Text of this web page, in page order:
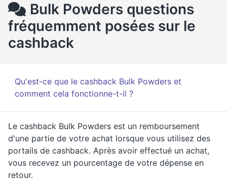
Bulk Powders questions
fréquemment posées sur le
cashback
Qu'est-ce que le cashback Bulk Powders et
comment cela fonctionne-t-il ?
Le cashback Bulk Powders est un remboursement
d'une partie de votre achat lorsque vous utilisez des
portails de cashback. Après avoir effectué un achat,
vous recevez un pourcentage de votre dépense en
retour.